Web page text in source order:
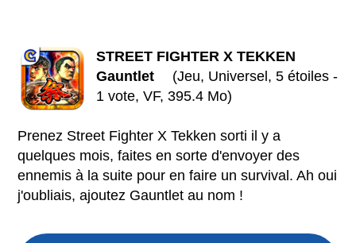
STREET FIGHTER X TEKKEN
Gauntlet
(Jeu, Universel, 5 étoiles -
1 vote, VF, 395.4 Mo)
Prenez Street Fighter X Tekken sorti il y a
quelques mois, faites en sorte d'envoyer des
ennemis à la suite pour en faire un survival. Ah oui
j'oubliais, ajoutez Gauntlet au nom !